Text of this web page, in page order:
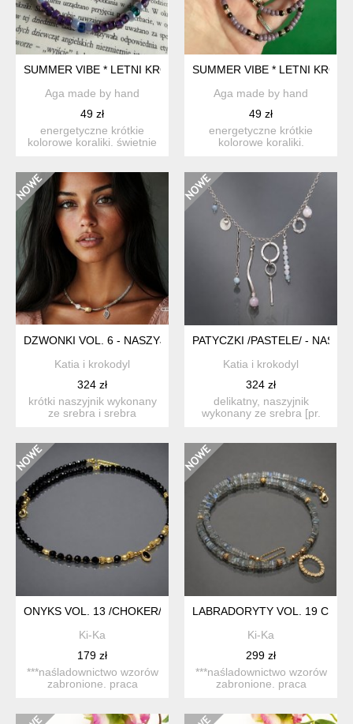
SUMMER VIBE * LETNI KRÓTKI NASZYJNIK * KOLOROWE
Aga made by hand
49 zł
energetyczne krótkie
kolorowe koraliki. świetnie
SUMMER VIBE * LETNI
Aga made by hand
49 zł
energetyczne krótkie
kolorowe koraliki.
DZWONKI VOL. 6 - NASZYJNIK
Katia i krokodyl
324 zł
krótki naszyjnik wykonany
ze srebra i srebra
PATYCZKI /PASTELE/ -
Katia i krokodyl
324 zł
delikatny, naszyjnik
wykonany ze srebra [pr.
ONYKS VOL. 13 /CHOKER/ 22.09.25 - SZLACHETNA KOLEKCJA
Ki-Ka
179 zł
***naśladownictwo wzorów
zabronione. praca
LABRADORYTY VOL. 19
Ki-Ka
299 zł
***naśladownictwo wzorów
zabronione. praca